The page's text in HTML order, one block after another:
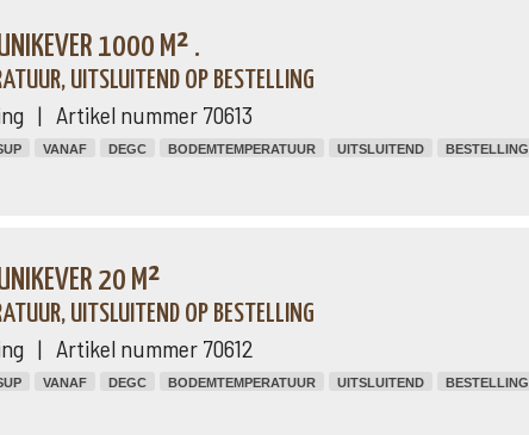
1000 M² .
UITSLUITEND OP BESTELLING
| Artikel nummer 70613
VANAF DEGC BODEMTEMPERATUUR UITSLUITEND BESTELLING
20 M²
UITSLUITEND OP BESTELLING
| Artikel nummer 70612
VANAF DEGC BODEMTEMPERATUUR UITSLUITEND BESTELLING